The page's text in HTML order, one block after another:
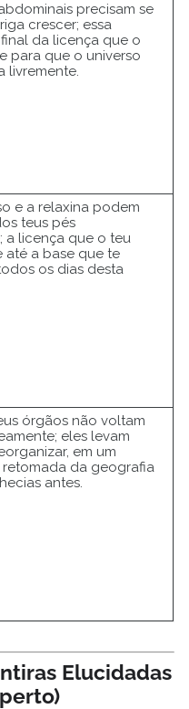
precisam se
crescer; essa
da licença que o
para que o universo
livremente.
e a relaxina podem
teus pés
a licença que o teu
a base que te
os dias desta
órgãos não voltam
eles levam
em um
da geografia
antes.
Elucidadas